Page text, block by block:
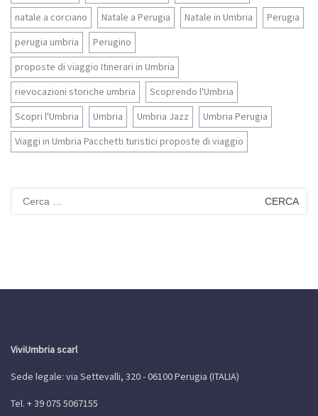
natale a corciano
Natale a Perugia Natale in Umbria
Perugia
perugia umbria
Perugino
proposte di viaggio Itinerari in Umbria
rievocazioni storiche umbria
Scoprendo l'Umbria
Scopri l'Umbria
Umbria Umbria Jazz
Umbria Perugia
Viaggi in Umbria Pacchetti turistici proposte di viaggio
per:
ViviUmbria scarl
Sede legale: via Settevalli, 320 - 06100 Perugia (ITALIA)
Tel. + 39 075 5067155